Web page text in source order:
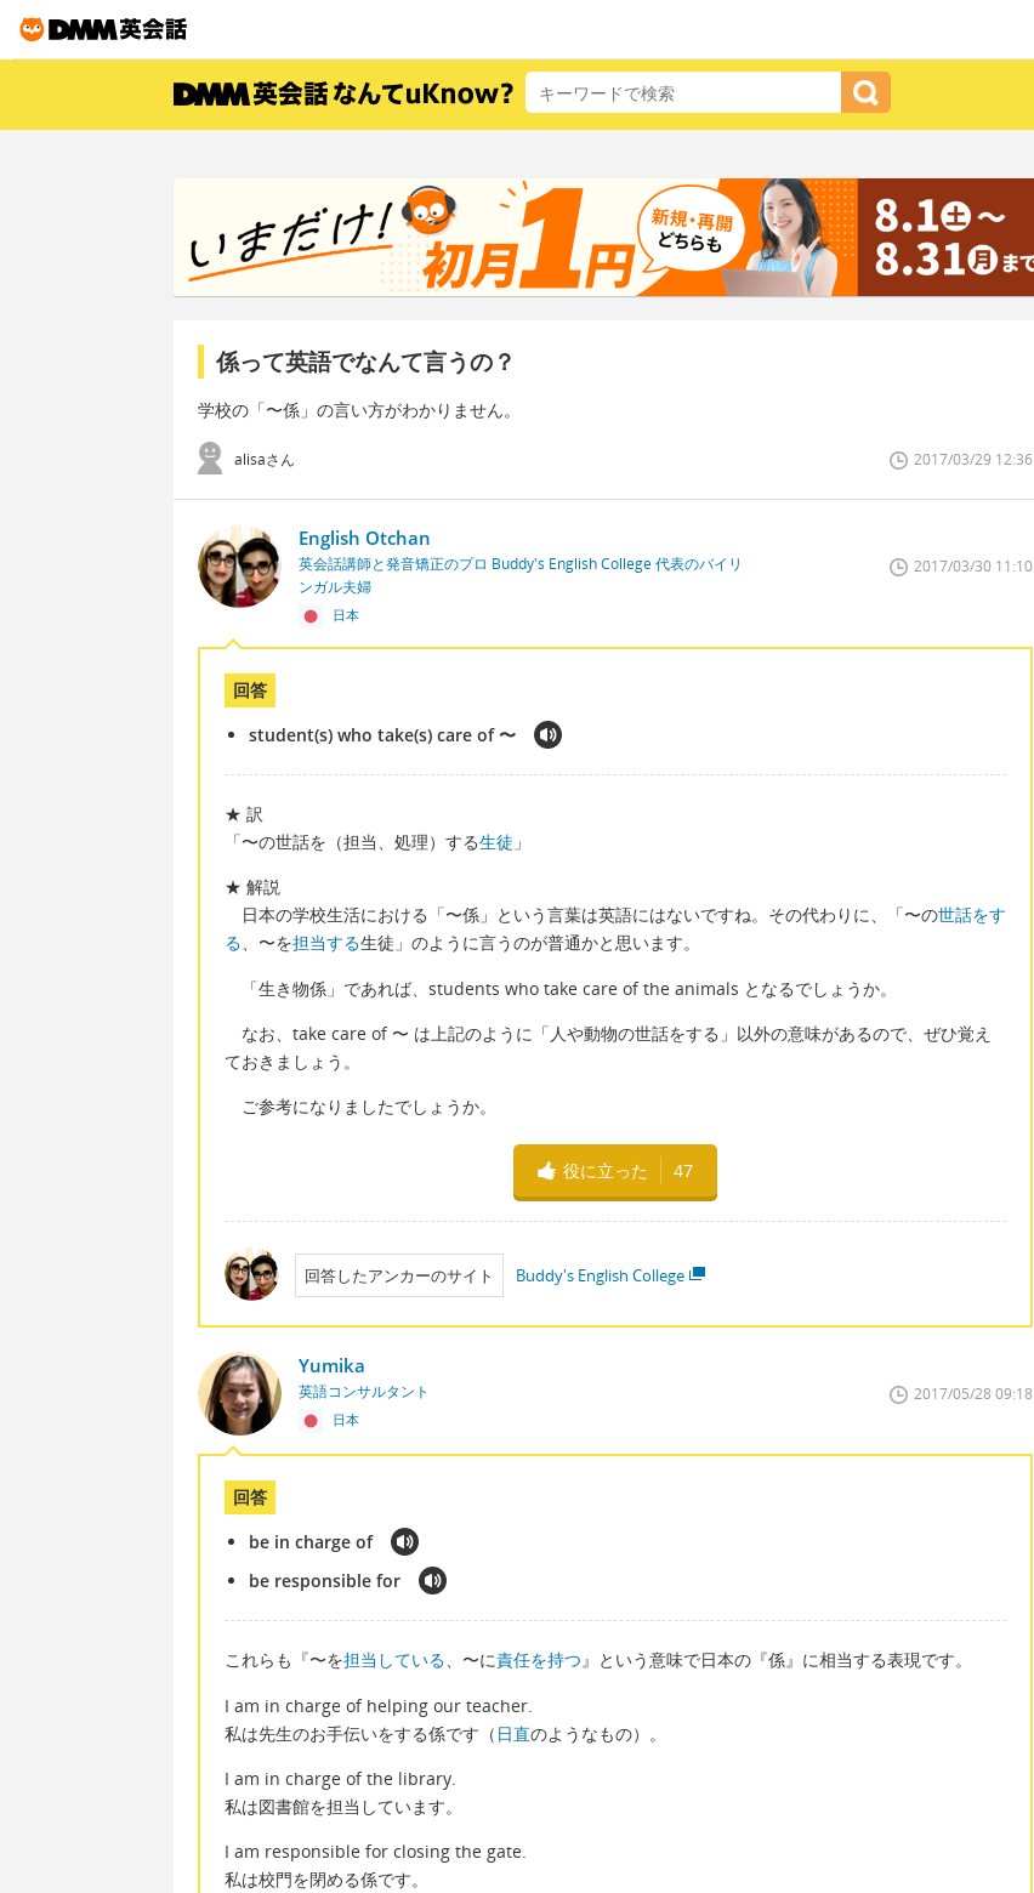
係って英語でなんて言うの？
学校の「〜係」の言い方がわかりません。
alisaさん 2017/03/29 12:36
English Otchan
英会話講師と発音矯正のプロ Buddy's English College 代表のバイリ
ンガル夫婦
日本
2017/03/30 11:10
回答
student(s) who take(s) care of 〜
★ 訳
「〜の世話を（担当、処理）する生徒 」
★ 解説
日本の学校生活における「〜係」という言葉は英語にはないですね。その代わりに、「〜の世話をす
る、〜を担当する生徒」のように言うのが普通かと思います。
「生き物係」であれば、students who take care of the animals となるでしょうか。
なお、take care of 〜 は上記のように「人や動物の世話をする」以外の意味があるので、ぜひ覚え
ておきましょう。
ご参考になりましたでしょうか。
役に立った 47
回答したアンカーのサイト Buddy's English College
Yumika
英語コンサルタント
日本
2017/05/28 09:18
回答
be in charge of
be responsible for
これらも『〜を担当している、〜に責任を持つ』という意味で日本の『係』に相当する表現です。
I am in charge of helping our teacher.
私は先生のお手伝いをする係です（ 日直のようなもの）。
I am in charge of the library.
私は図書館を担当しています。
I am responsible for closing the gate.
私は校門を閉める係です。